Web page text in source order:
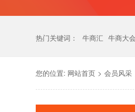
热门关键词： 牛商汇 牛商大会
您的位置: 网站首页 > 会员风采